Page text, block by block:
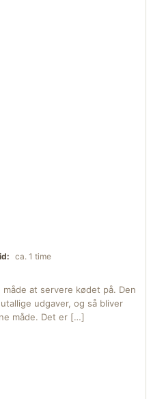
ca. 1 time
at servere kødet på. Den
udgaver, og så bliver
måde. Det er […]